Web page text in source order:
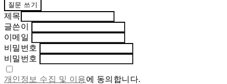
질문 쓰기
제목
글쓴이
이메일
비밀번호
비밀번호
개인정보 수집 및 이용에 동의합니다.